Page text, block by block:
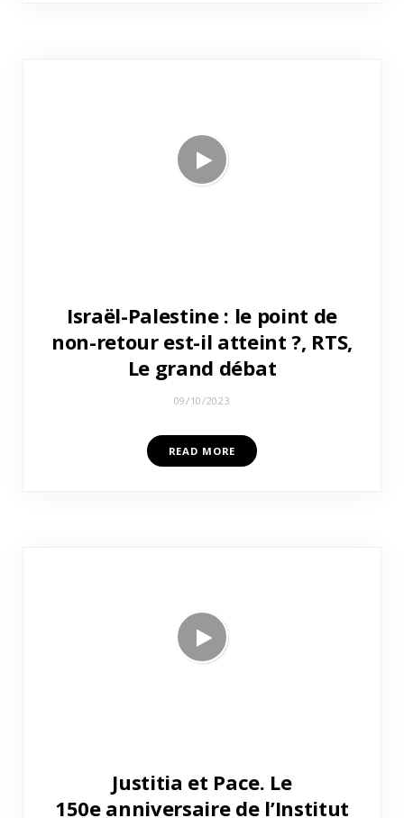
Israël-Palestine : le point de
non-retour est-il atteint ?, RTS,
Le grand débat
09/10/2023
READ MORE
Justitia et Pace. Le
150e anniversaire de l’Institut